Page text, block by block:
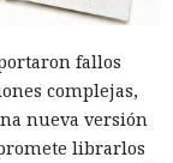
fallos
complejas,
nueva versión
librarlos